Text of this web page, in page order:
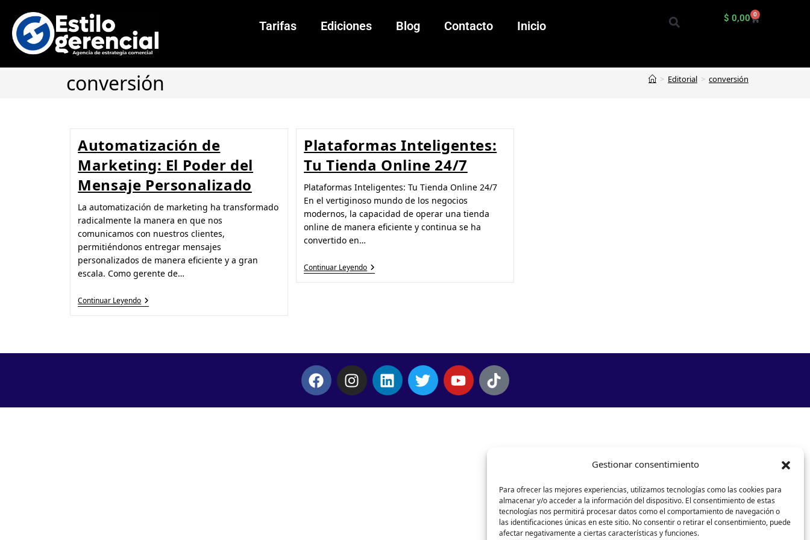
Gestionar consentimiento
Para ofrecer las mejores experiencias, utilizamos tecnologías como las cookies para
almacenar y/o acceder a la información del dispositivo. El consentimiento de estas
tecnologías nos permitirá procesar datos como el comportamiento de navegación o
las identificaciones únicas en este sitio. No consentir o retirar el consentimiento, puede
afectar negativamente a ciertas características y funciones.
Tarifas Ediciones Blog Contacto Inicio
$ 0,00 0
conversión > Editorial > conversión
Automatización de
Marketing: El Poder del
Mensaje Personalizado
La automatización de marketing ha transformado
radicalmente la manera en que nos
comunicamos con nuestros clientes,
permitiéndonos entregar mensajes
personalizados de manera eficiente y a gran
escala. Como gerente de…
Continuar Leyendo
Plataformas Inteligentes:
Tu Tienda Online 24/7
Plataformas Inteligentes: Tu Tienda Online 24/7
En el vertiginoso mundo de los negocios
modernos, la capacidad de operar una tienda
online de manera eficiente y continua se ha
convertido en…
Continuar Leyendo